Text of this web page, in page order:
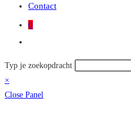
Contact
0
zoeken
Zoek
op
deze
Typ je zoekopdracht
×
Close Panel